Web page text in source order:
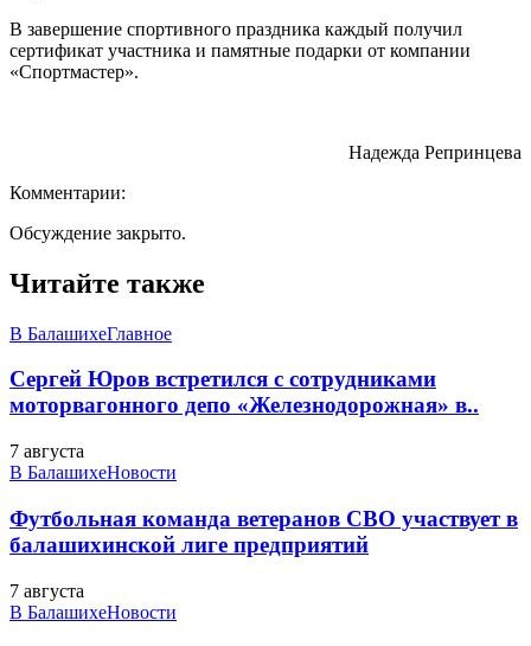
В завершение спортивного праздника каждый получил
сертификат участника и памятные подарки от компании
«Спортмастер».
Надежда Репринцева
Комментарии:
Обсуждение закрыто.
Читайте также
В БалашихеГлавное
Сергей Юров встретился с сотрудниками
моторвагонного депо «Железнодорожная» в..
7 августа
В БалашихеНовости
Футбольная команда ветеранов СВО участвует в
балашихинской лиге предприятий
7 августа
В БалашихеНовости